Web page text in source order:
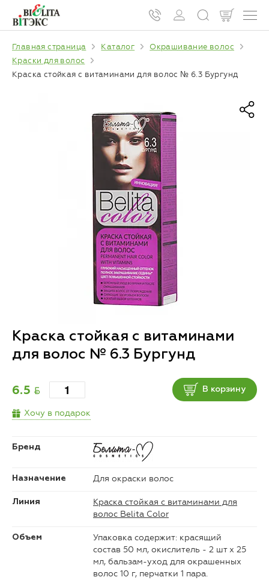
Главная страница Каталог
Окрашивание волос
Краски для волос
Краска стойкая с витаминами для волос № 6.3 Бургунд
Краска стойкая с витаминами
для волос № 6.3 Бургунд
6.5 BYN В корзину
Хочу в подарок
Бренд
Назначение Для окраски волос
Линия
Краска стойкая с витаминами для
волос Belita Color
Объем
Упаковка содержит: красящий
состав 50 мл, окислитель - 2 шт х 25
мл, бальзам-уход для окрашенных
волос 10 г, перчатки 1 пара.